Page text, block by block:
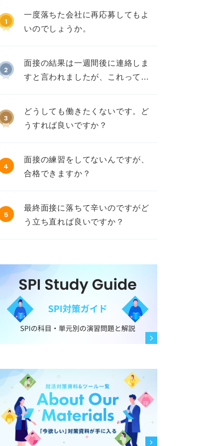
1
一度落ちた会社に再応募してもよ
いのでしょうか。
2
面接の結果は一週間後に連絡しま
すと言われましたが、これって不
3
どうしても働きたくないです。ど
うすれば良いですか？
4
面接の練習をしてないんですが、
合格できますか？
5
最終面接に落ちて辛いのですがど
う立ち直れば良いですか？